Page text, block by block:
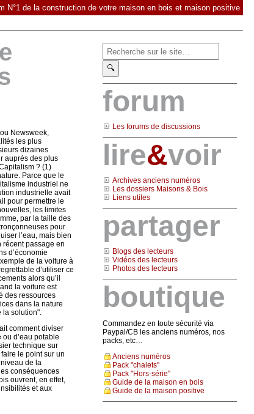
N°1 de la construction de votre maison en bois et maison positive
Newsweek,
les plus
dizaines
auprès des plus
? (1)
Parce que le
industriel ne
industrielle avait
pour permettre le
les limites
par la taille des
pour
l’eau, mais bien
récent passage en
d’économie
de la voiture à
d’utiliser ce
alors qu’il
la voiture est
des ressources
dans la nature
la solution".
comment diviser
ou d’eau potable
technique sur
le point sur un
de la
conséquences
ouvrent, en effet,
et aux
🔍︎
forum
Les forums de discussions
lire&voir
Archives anciens numéros
Les dossiers Maisons & Bois
Liens utiles
partager
Blogs des lecteurs
Vidéos des lecteurs
Photos des lecteurs
boutique
Commandez en toute sécurité via
Paypal/CB les anciens numéros, nos
packs, etc…
Anciens numéros
Pack "chalets"
Pack "Hors-série"
Guide de la maison en bois
Guide de la maison positive